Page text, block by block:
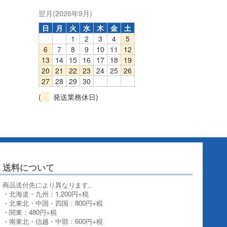
翌月(2026年9月)
日
月 火 水 木 金
土
1
2 3 4
5
6
7 8 9 10 11
12
13
14 15 16 17 18
19
20 21 22 23 24 25 26
27 28 29 30
(
発送業務休日)
送料について
商品送付先により異なります。
・北海道・九州：1,200円+税
・北東北・中国・四国：800円+税
・関東：480円+税
・南東北・信越・中部：600円+税